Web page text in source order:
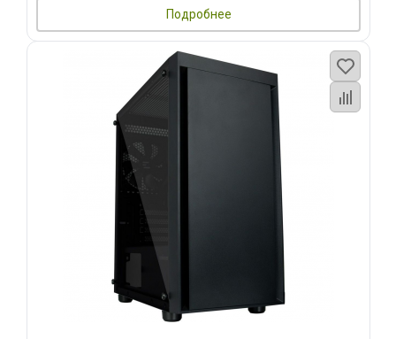
Подробнее